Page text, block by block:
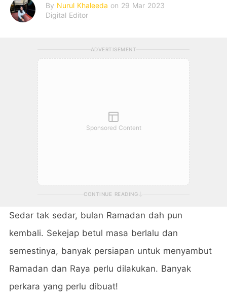
By Nurul Khaleeda on 29 Mar 2023
Digital Editor
ADVERTISEMENT
Sponsored Content
CONTINUE READING
Sedar tak sedar, bulan Ramadan dah pun
kembali. Sekejap betul masa berlalu dan
semestinya, banyak persiapan untuk menyambut
Ramadan dan Raya perlu dilakukan. Banyak
perkara yang perlu dibuat!